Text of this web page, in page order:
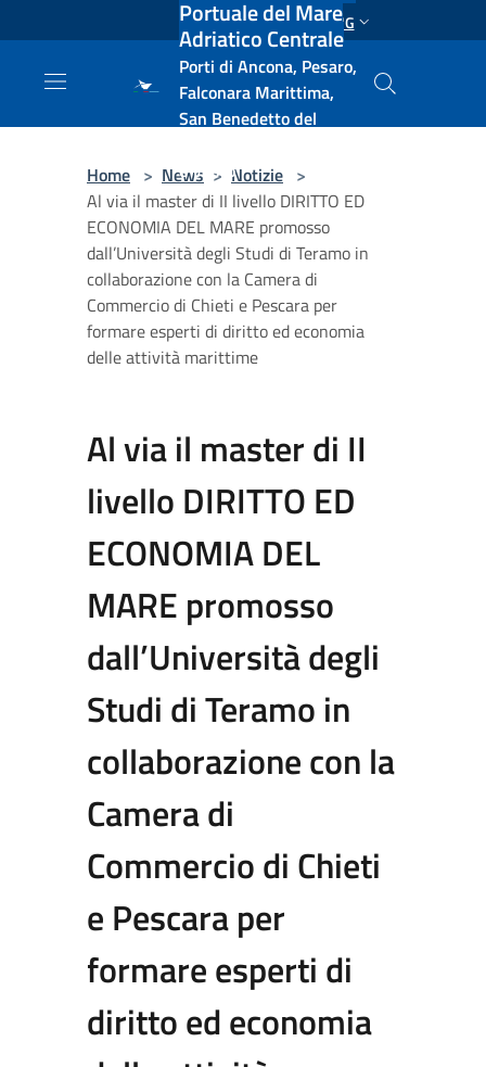
Salta al contenuto principale ENG
Portuale del Mare
Adriatico Centrale
Porti di Ancona, Pesaro,
Falconara Marittima,
San Benedetto del
e Vasto
Home > News > Notizie >
Al via il master di II livello DIRITTO ED
ECONOMIA DEL MARE promosso
dall’Università degli Studi di Teramo in
collaborazione con la Camera di
Commercio di Chieti e Pescara per
formare esperti di diritto ed economia
delle attività marittime
Al via il master di II
livello DIRITTO ED
ECONOMIA DEL
MARE promosso
dall’Università degli
Studi di Teramo in
collaborazione con la
Camera di
Commercio di Chieti
e Pescara per
formare esperti di
diritto ed economia